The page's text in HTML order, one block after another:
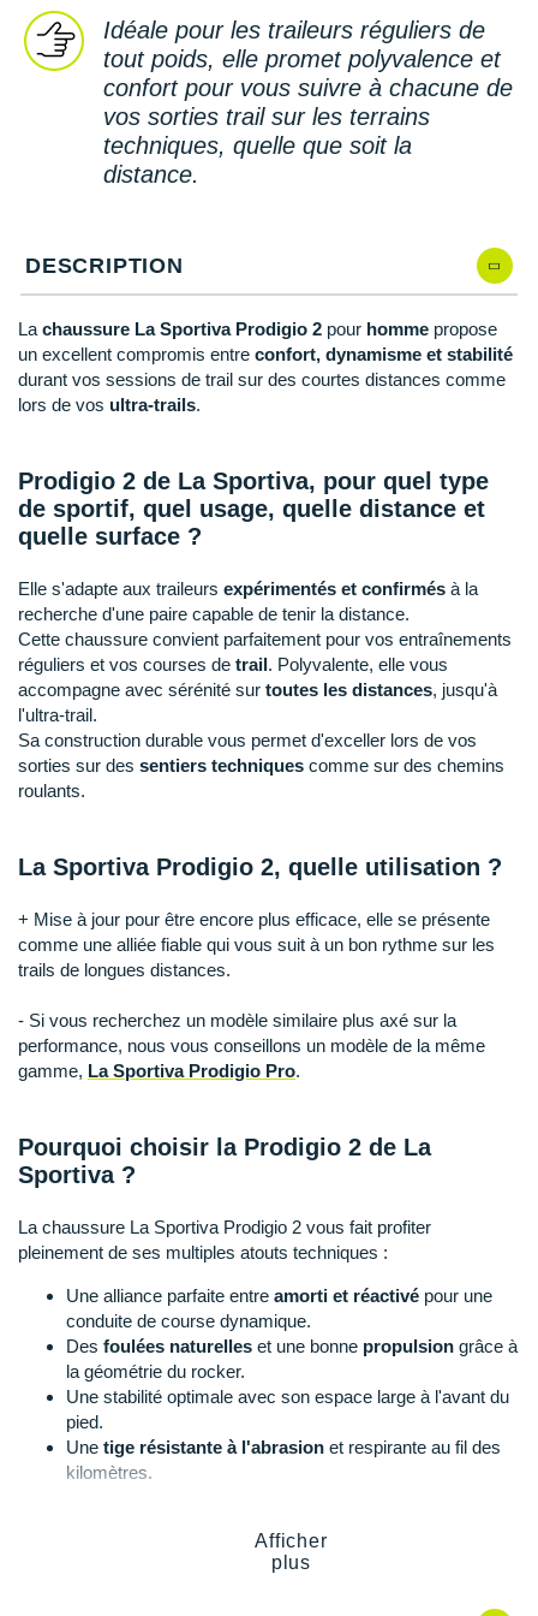
Idéale pour les traileurs réguliers de
tout poids, elle promet polyvalence et
confort pour vous suivre à chacune de
vos sorties trail sur les terrains
techniques, quelle que soit la
distance.
DESCRIPTION
La chaussure La Sportiva Prodigio 2 pour homme propose
un excellent compromis entre confort, dynamisme et stabilité
durant vos sessions de trail sur des courtes distances comme
lors de vos ultra-trails.
Prodigio 2 de La Sportiva, pour quel type
de sportif, quel usage, quelle distance et
quelle surface ?
Elle s'adapte aux traileurs expérimentés et confirmés à la
recherche d'une paire capable de tenir la distance.
Cette chaussure convient parfaitement pour vos entraînements
réguliers et vos courses de trail. Polyvalente, elle vous
accompagne avec sérénité sur toutes les distances, jusqu'à
l'ultra-trail.
Sa construction durable vous permet d'exceller lors de vos
sorties sur des sentiers techniques comme sur des chemins
roulants.
La Sportiva Prodigio 2, quelle utilisation ?
+ Mise à jour pour être encore plus efficace, elle se présente
comme une alliée fiable qui vous suit à un bon rythme sur les
trails de longues distances.
- Si vous recherchez un modèle similaire plus axé sur la
performance, nous vous conseillons un modèle de la même
gamme, La Sportiva Prodigio Pro.
Pourquoi choisir la Prodigio 2 de La
Sportiva ?
La chaussure La Sportiva Prodigio 2 vous fait profiter
pleinement de ses multiples atouts techniques :
Une alliance parfaite entre amorti et réactivé pour une
conduite de course dynamique.
Des foulées naturelles et une bonne propulsion grâce à
la géométrie du rocker.
Une stabilité optimale avec son espace large à l'avant du
pied.
Une tige résistante à l'abrasion et respirante au fil des
kilomètres.
avec la semelle extérieure à double densité.
Un ensemble léger qui vous permet de gagner en
Afficher
plus
PAR MARQUES
DÉSTOCKAGE
+ Voir tous lesaccessoires
Nike
NNormal
OVERSTIMS
Patagonia
Petzl
Puma
Raidlight
Reebok
Salomon
Saucony
Saxx
Scarpa
Sidas
Speedo
Suunto
Ta Energy
The North Face
Thuasne
Withings
X-Bionic
X-Socks